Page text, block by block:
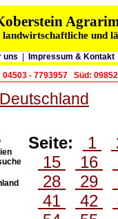
und
uns Impressum & Kontakt
04503 - 7793957 Süd:
Deutschland
Seite: 1
15
16
28
29
41
42